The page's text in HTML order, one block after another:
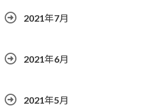
2021年7月
2021年6月
2021年5月